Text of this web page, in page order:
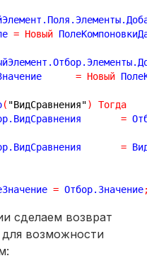
= Новый
	ЭлементОтбор.ЛевоеЗначение
= Новый
( "ВидСравнения")
Тогда
		ЭлементОтбор.ВидСравнения
=
		ЭлементОтбор.ВидСравнения
=
= Отбор.Значение;
сделаем возврат
возможности